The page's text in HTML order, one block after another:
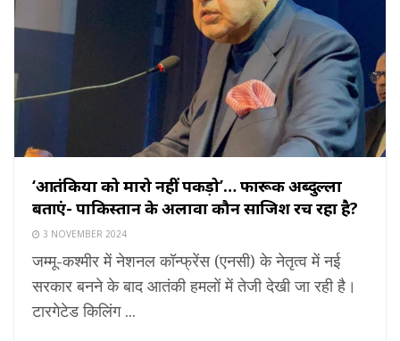
‘आतंकियों को मारो नहीं पकड़ो’… फारूक अब्दुल्ला
बताएं- पाकिस्तान के अलावा कौन साजिश रच रहा है?
3 NOVEMBER 2024
जम्मू-कश्मीर में नेशनल कॉन्फ्रेंस (एनसी) के नेतृत्व में नई
सरकार बनने के बाद आतंकी हमलों में तेजी देखी जा रही है।
टारगेटेड किलिंग ...